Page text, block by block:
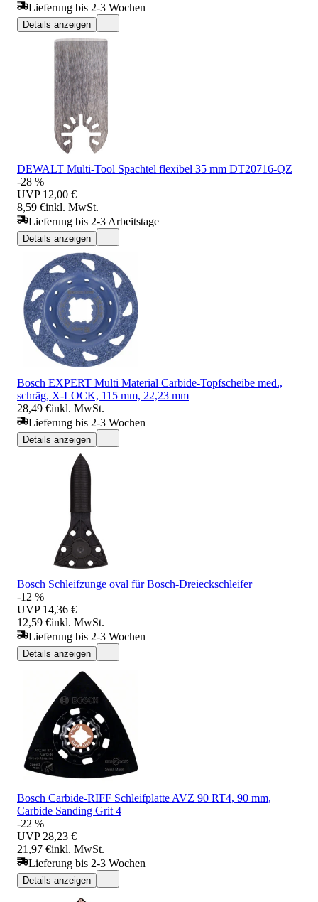
Lieferung bis 2-3 Wochen
Details anzeigen
DEWALT Multi-Tool Spachtel flexibel 35 mm DT20716-QZ
-28 %
UVP 12,00 €
8,59 €inkl. MwSt.
Lieferung bis 2-3 Arbeitstage
Details anzeigen
Bosch EXPERT Multi Material Carbide-Topfscheibe med.,
schräg, X-LOCK, 115 mm, 22,23 mm
28,49 €inkl. MwSt.
Lieferung bis 2-3 Wochen
Details anzeigen
Bosch Schleifzunge oval für Bosch-Dreieckschleifer
-12 %
UVP 14,36 €
12,59 €inkl. MwSt.
Lieferung bis 2-3 Wochen
Details anzeigen
Bosch Carbide-RIFF Schleifplatte AVZ 90 RT4, 90 mm,
Carbide Sanding Grit 4
-22 %
UVP 28,23 €
21,97 €inkl. MwSt.
Lieferung bis 2-3 Wochen
Details anzeigen